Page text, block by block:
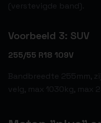
(verstevigde band).
Voorbeeld 3: SUV
255/55 R18 109V
Bandbreedte 255mm,
velg, max 1030kg, max